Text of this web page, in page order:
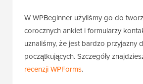
W WPBeginner użyliśmy go do
corocznych ankiet i formularzy
uznaliśmy, że jest bardzo przyjazny
początkujących. Szczegóły
recenzji WPForms.